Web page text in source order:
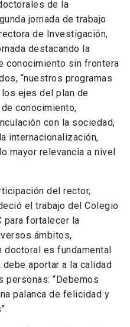
de la
jornada de trabajo
de Investigación,
destacando la
conocimiento sin frontera
“nuestros programas
ejes del plan de
conocimiento,
con la sociedad,
internacionalización,
mayor relevancia a nivel
del rector,
el trabajo del Colegio
para fortalecer la
ámbitos,
es fundamental
aportar a la calidad
personas: “Debemos
palanca de felicidad y